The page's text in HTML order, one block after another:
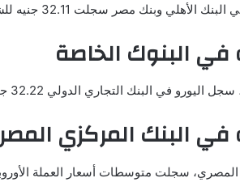
وبنك مصر سجلت 32.11 جنيه للشراء ، 32.28 جنيه للبيع.
في البنوك الخاصة
البنك التجاري الدولي 32.22 جنيه للشراء، و32.40 جنيه للبيع .
في البنك المركزي
متوسطات أسعار العملة الأوروبية 32.23 جنيه للشراء، و32.35 جنيه